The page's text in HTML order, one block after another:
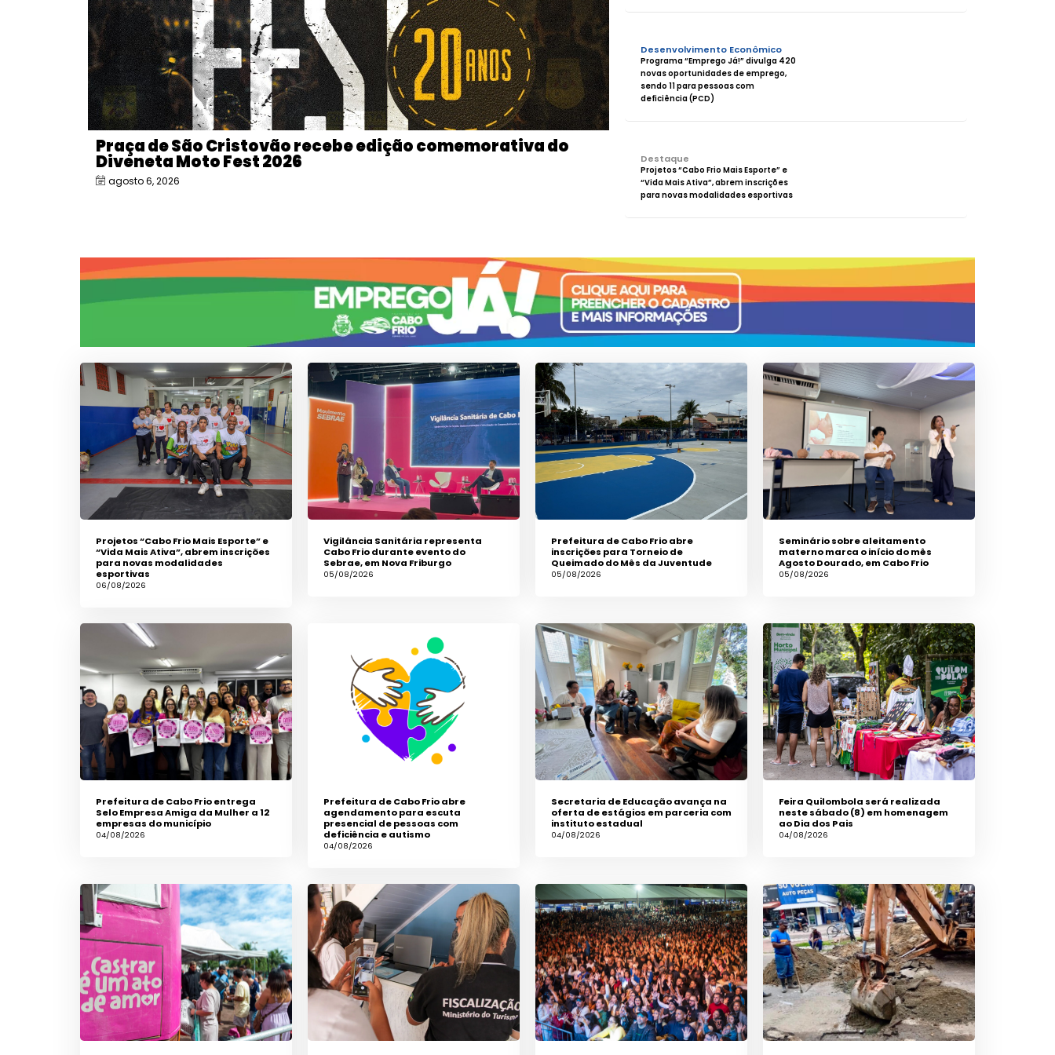
Praça de São Cristovão recebe edição comemorativa do
Diveneta Moto Fest 2026
agosto 6, 2026
Desenvolvimento Econômico
Programa “Emprego Já!” divulga 420
novas oportunidades de emprego,
sendo 11 para pessoas com
deficiência (PCD)
Destaque
Projetos “Cabo Frio Mais Esporte” e
“Vida Mais Ativa”, abrem inscrições
para novas modalidades esportivas
Projetos “Cabo Frio Mais Esporte” e
“Vida Mais Ativa”, abrem inscrições
para novas modalidades
esportivas
06/08/2026
Vigilância Sanitária representa
Cabo Frio durante evento do
Sebrae, em Nova Friburgo
05/08/2026
Prefeitura de Cabo Frio abre
inscrições para Torneio de
Queimado do Mês da Juventude
05/08/2026
Seminário sobre aleitamento
materno marca o início do mês
Agosto Dourado, em Cabo Frio
05/08/2026
Prefeitura de Cabo Frio entrega
Selo Empresa Amiga da Mulher a 12
empresas do município
04/08/2026
Prefeitura de Cabo Frio abre
agendamento para escuta
presencial de pessoas com
deficiência e autismo
04/08/2026
Secretaria de Educação avança na
oferta de estágios em parceria com
instituto estadual
04/08/2026
Feira Quilombola será realizada
neste sábado (8) em homenagem
ao Dia dos Pais
04/08/2026